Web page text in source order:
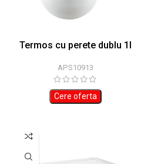
Termos cu perete dublu 1l
APS10913
Cere oferta